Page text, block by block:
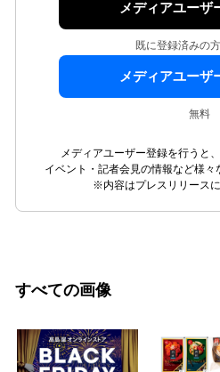
メディアユーザ
既に登録済みの
メディアユーザ
無料
メディアユーザー登録を行うと
イベント・記者会見の情報など様々
※内容はプレスリリースに
すべての画像